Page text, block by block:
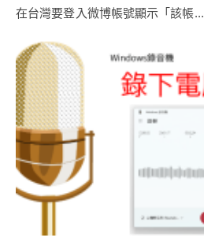
在台灣要登入微博帳號顯示「該帳...